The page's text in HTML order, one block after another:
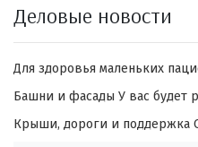
Деловые новости
Для здоровья маленьких
Башни и фасады У вас будет
Крыши, дороги и поддержка